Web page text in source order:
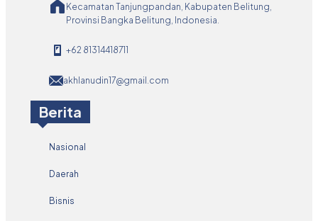
Kecamatan Tanjungpandan, Kabupaten Belitung,
Provinsi Bangka Belitung, Indonesia.
+62 81314418711
akhlanudin17@gmail.com
Berita
Nasional
Daerah
Bisnis